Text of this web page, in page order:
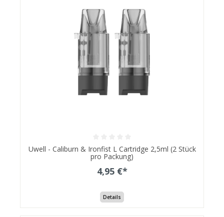
Uwell - Caliburn & Ironfist L Cartridge 2,5ml (2 Stück
pro Packung)
4,95 €*
Details